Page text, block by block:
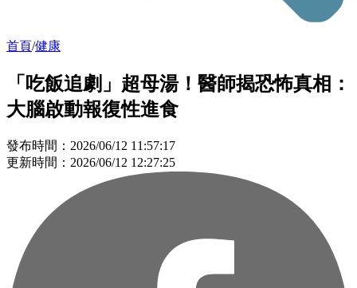
首頁/健康
「吃飯追劇」超母湯！醫師揭恐怖真相：
大腦啟動報復性進食
發布時間：2026/06/12 11:57:17
更新時間：2026/06/12 12:27:25